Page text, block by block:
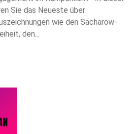
Sie das Neueste über
wie den Sacharow-
den...